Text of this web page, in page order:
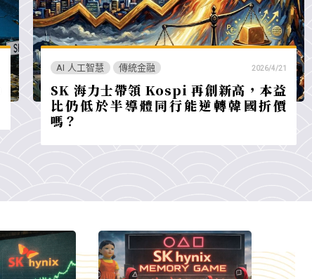
AI 人工智慧 傳統金融 2026/4/21
SK 海力士帶領 Kospi 再創新高，本益
比仍低於半導體同行能逆轉韓國折價
嗎？